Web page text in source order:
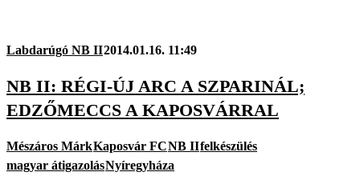
Labdarúgó NB II2014.01.16. 11:49
NB II: RÉGI-ÚJ ARC A SZPARINÁL;
EDZŐMECCS A KAPOSVÁRRAL
Mészáros MárkKaposvár FCNB IIfelkészülés
magyar átigazolásNyíregyháza